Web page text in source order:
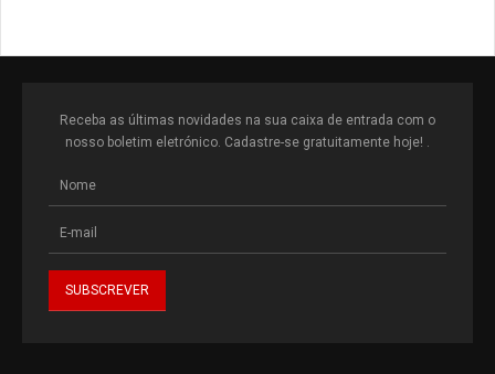
Receba as últimas novidades na sua caixa de entrada com o
nosso boletim eletrónico. Cadastre-se gratuitamente hoje! .